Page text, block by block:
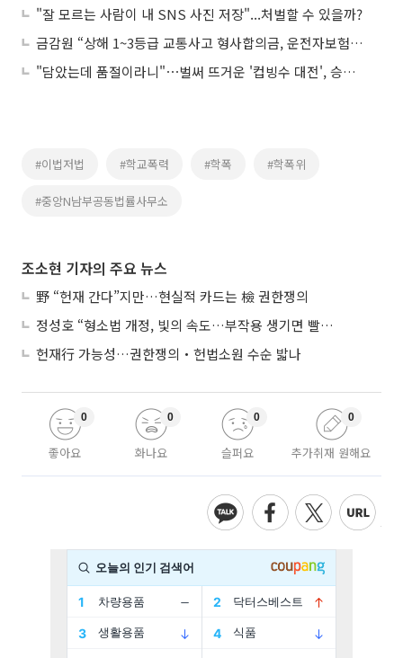
"잘 모르는 사람이 내 SNS 사진 저장"...처벌할 수 있을까?
금감원 “상해 1~3등급 교통사고 형사합의금, 운전자보험서 지급해야”
"담았는데 품절이라니"⋯벌써 뜨거운 '컵빙수 대전', 승자는?
#이법저법 #학교폭력 #학폭 #학폭위
#중앙N남부공동법률사무소
조소현 기자의 주요 뉴스
野 “헌재 간다”지만…현실적 카드는 檢 권한쟁의
정성호 “형소법 개정, 빛의 속도…부작용 생기면 빨리 고쳐야”
헌재行 가능성…권한쟁의‧헌법소원 수순 밟나
좋아요
0
화나요
0
슬퍼요
0
추가취재 원해요
0